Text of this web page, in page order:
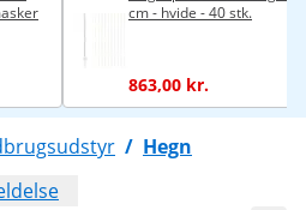
cm - hvide - 40 stk.
863,00 kr.
/ Hegn